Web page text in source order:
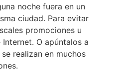
noche fuera en un
ciudad. Para evitar
promociones u
O apúntalos a
realizan en muchos